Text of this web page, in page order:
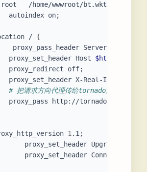
/home/wwwroot/bt.wktadmin.com
autoindex on
;
/
{
proxy_pass_header Server
proxy_set_header Host
$http_host
proxy_redirect off
;
proxy_set_header X-Real-IP
# 把请求方向代理传给tornado服务器，负
proxy_pass http://tornadoes
1 .1 ;
proxy_set_header Upgrade
proxy_set_header Connection